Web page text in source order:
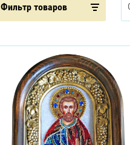
Фильтр товаров